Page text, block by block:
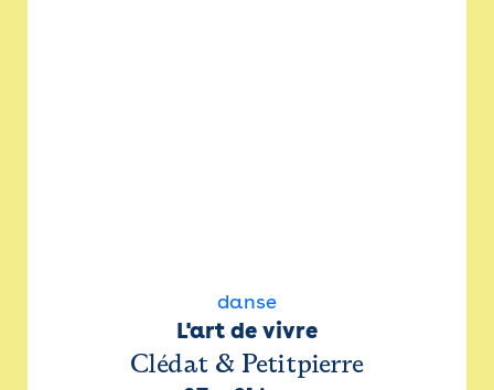
danse
L'art de vivre
Clédat & Petitpierre